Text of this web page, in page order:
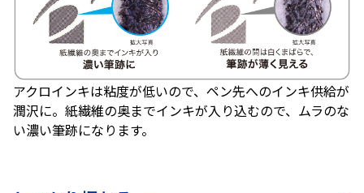
アクロインキは粘度が低いので、ペン先へのインキ供給が
潤沢に。紙繊維の奥までインキが入り込むので、ムラのな
い濃い筆跡になります。